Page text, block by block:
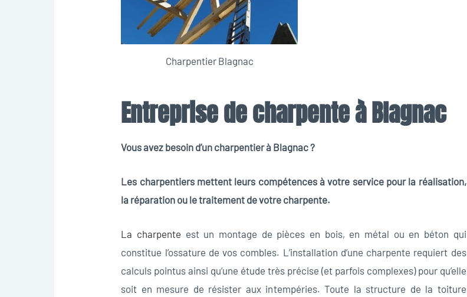
Charpentier Blagnac
Entreprise de charpente à Blagnac
Vous avez besoin d’un charpentier à Blagnac ?
Les charpentiers mettent leurs compétences à votre service pour la réalisation,
la réparation ou le traitement de votre charpente.
La charpente est un montage de pièces en bois, en métal ou en béton qui
constitue l’ossature de vos combles. L’installation d’une charpente requiert des
calculs pointus ainsi qu’une étude très précise (et parfois complexes) pour qu’elle
soit en mesure de résister aux intempéries. Toute la structure de la toiture